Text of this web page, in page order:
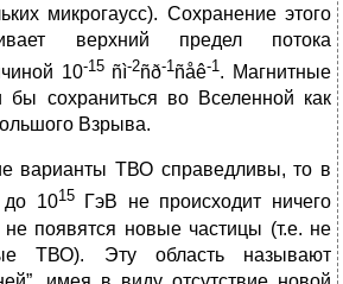
микрогаусс). Сохранение этого
верхний предел потока
10-15 ñì-2ñð-1ñåê-1. Магнитные
бы сохраниться во Вселенной как
Взрыва.
варианты ТВО справедливы, то в
до 1015ГэВ не происходит ничего
появятся новые частицы (т.е. не
ТВО). Эту область называют